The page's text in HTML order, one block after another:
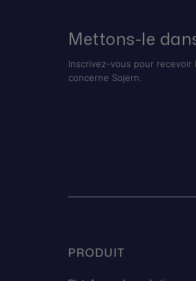
Mettons-le
Inscrivez-vous pour
concerne Sojern.
PRODUIT